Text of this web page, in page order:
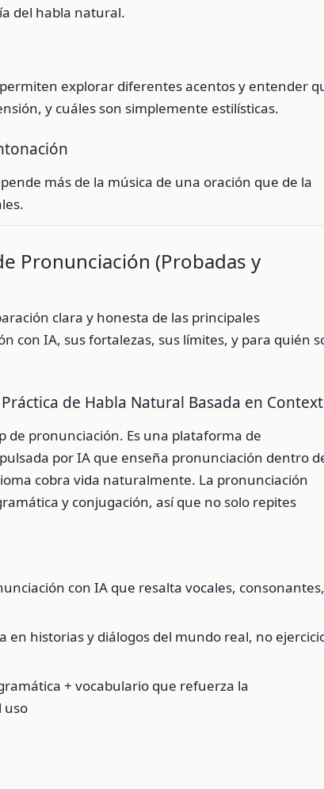
del habla natural.
explorar diferentes acentos y entender
y cuáles son simplemente estilísticas.
más de la música de una oración que de la
Pronunciación (Probadas y
clara y honesta de las principales
con IA, sus fortalezas, sus límites, y para quién
de Habla Natural Basada en
de pronunciación. Es una plataforma de
por IA que enseña pronunciación dentro
cobra vida naturalmente. La pronunciación
y conjugación, así que no solo repites
con IA que resalta vocales, consonantes,
en historias y diálogos del mundo real, no
+ vocabulario que refuerza la
uso